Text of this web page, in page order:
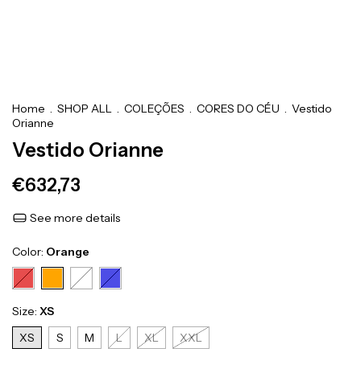
Home . SHOP ALL . COLEÇÕES . CORES DO CÉU . Vestido
Orianne
Vestido Orianne
€632,73
See more details
Color: Orange
Size: XS
XS
S M L XL XXL